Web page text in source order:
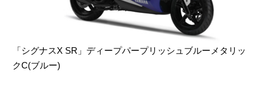
「シグナスX SR」ディープパープリッシュブルーメタリッ
クC(ブルー)